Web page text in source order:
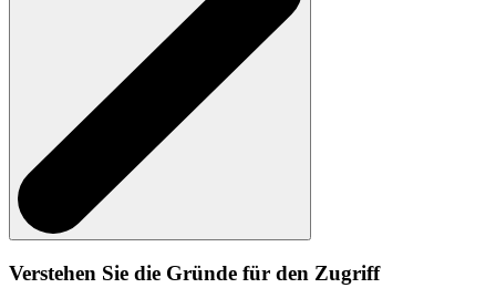
Verstehen Sie die Gründe für den Zugriff